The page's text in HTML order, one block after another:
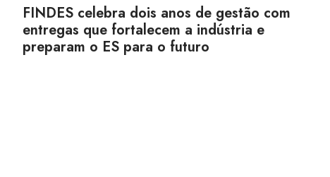
FINDES celebra dois anos de gestão com
entregas que fortalecem a indústria e
preparam o ES para o futuro